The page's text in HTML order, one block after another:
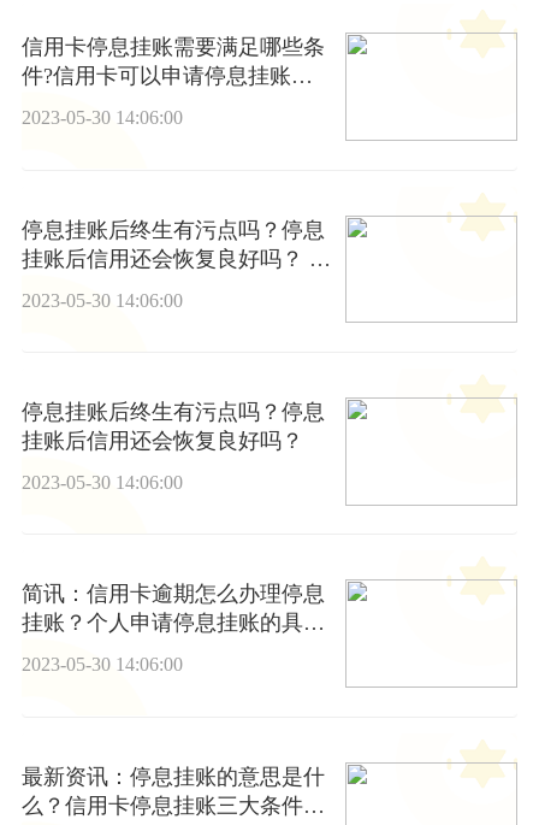
信用卡停息挂账需要满足哪些条
件?信用卡可以申请停息挂账吗?
_世界实时
2023-05-30 14:06:00
停息挂账后终生有污点吗？停息
挂账后信用还会恢复良好吗？ 动
2023-05-30 14:06:00
停息挂账后终生有污点吗？停息
挂账后信用还会恢复良好吗？
2023-05-30 14:06:00
简讯：信用卡逾期怎么办理停息
挂账？个人申请停息挂账的具体
操作方法？
2023-05-30 14:06:00
最新资讯：停息挂账的意思是什
么？信用卡停息挂账三大条件介